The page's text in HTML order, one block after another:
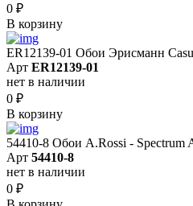
0 ₽
В корзину
ER12139-01 Обои Эрисманн
Арт ER12139-01
нет в наличии
0 ₽
В корзину
54410-8 Обои A.Rossi - Spectrum
Арт 54410-8
нет в наличии
0 ₽